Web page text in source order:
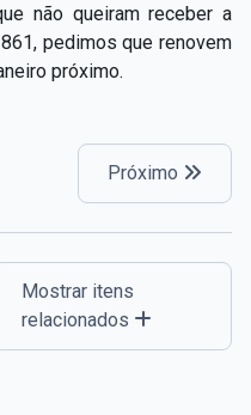
não queiram receber a
pedimos que renovem
próximo.
Próximo
Mostrar itens
relacionados